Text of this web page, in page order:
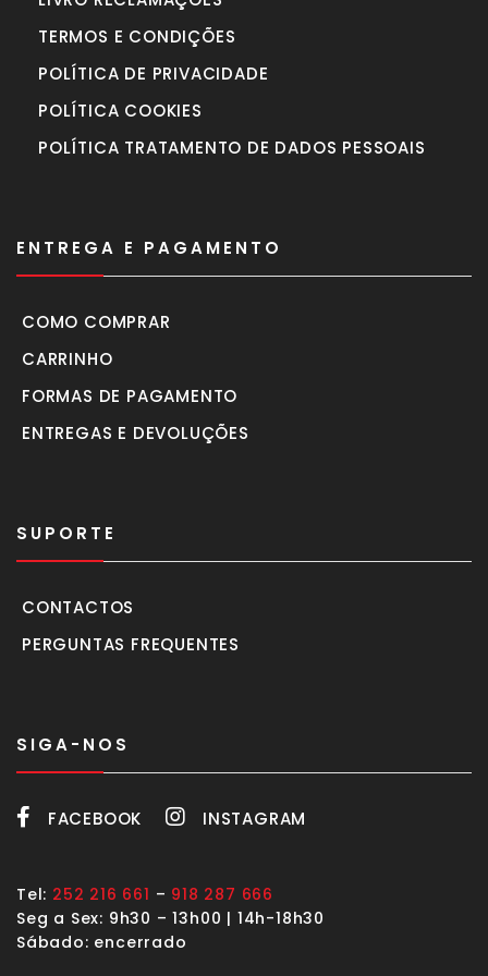
TERMOS E CONDIÇÕES
POLÍTICA DE PRIVACIDADE
POLÍTICA COOKIES
POLÍTICA TRATAMENTO DE DADOS PESSOAIS
ENTREGA E PAGAMENTO
COMO COMPRAR
CARRINHO
FORMAS DE PAGAMENTO
ENTREGAS E DEVOLUÇÕES
SUPORTE
CONTACTOS
PERGUNTAS FREQUENTES
SIGA-NOS
FACEBOOK INSTAGRAM
Tel: 252 216 661 – 918 287 666
Seg a Sex: 9h30 – 13h00 | 14h-18h30
Sábado: encerrado